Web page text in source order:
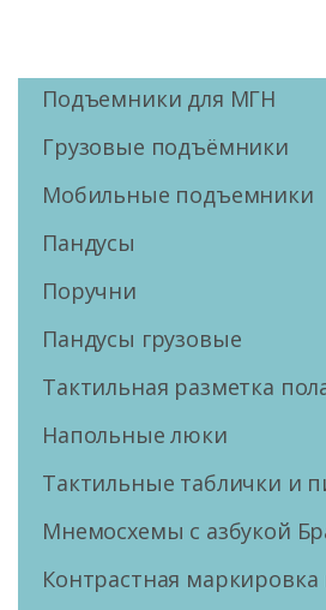
Подъемники для МГН
Грузовые подъёмники
Мобильные подъемники
Пандусы
Поручни
Пандусы грузовые
Тактильная разметка
Напольные люки
Тактильные таблички и
Мнемосхемы с азбукой
Контрастная